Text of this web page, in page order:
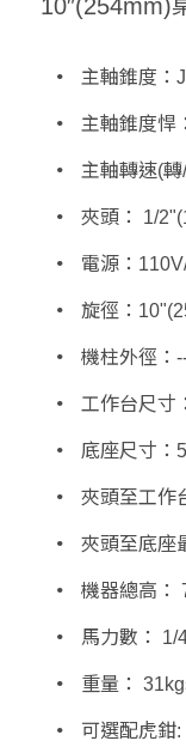
10″(254mm)
主軸錐度：
主軸錐度悍
主軸轉速(
夾頭： 1/
電源：
旋徑：
機柱外徑：
工作台尺寸
底座尺寸：
夾頭至工作
夾頭至底座
機器總高：
馬力數： 1/
重量：
可選配虎鉗: